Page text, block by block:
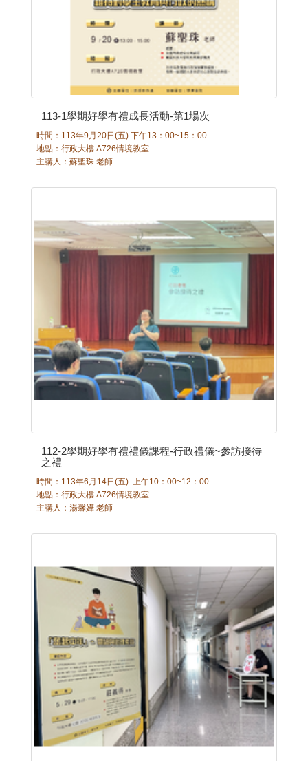
113-1學期好學有禮成長活動-第1場次
時間：113年9月20日(五) 下午13：00~15：00
地點：行政大樓 A726情境教室
主講人：蘇聖珠 老師
112-2學期好學有禮禮儀課程-行政禮儀~參訪接待
之禮
時間：113年6月14日(五) 上午10：00~12：00
地點：行政大樓 A726情境教室
主講人：湯馨嬅 老師